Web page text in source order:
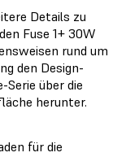
Details zu
Fuse 1+ 30W
rund um
den Design-
Serie über die
herunter.
für die